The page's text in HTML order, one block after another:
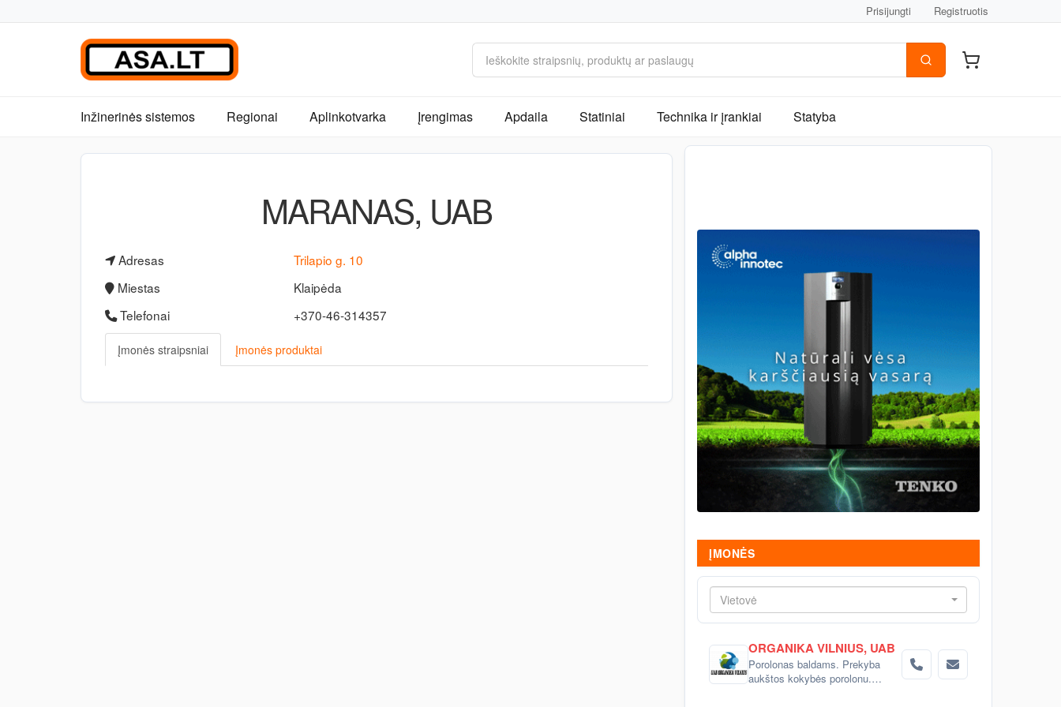
Prisijungti Registruotis
Inžinerinės sistemos Regionai Aplinkotvarka Įrengimas Apdaila Statiniai Technika ir įrankiai Statyba
MARANAS, UAB
Adresas
Trilapio g. 10
Miestas
Klaipėda
Telefonai
+370-46-314357
Įmonės straipsniai Įmonės produktai
ĮMONĖS
Vietovė
ORGANIKA VILNIUS, UAB
Porolonas baldams. Prekyba
aukštos kokybės porolonu.